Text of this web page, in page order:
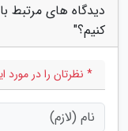
دیدگاه های مرتبط با
کنیم؟"
* نظرتان را در مورد